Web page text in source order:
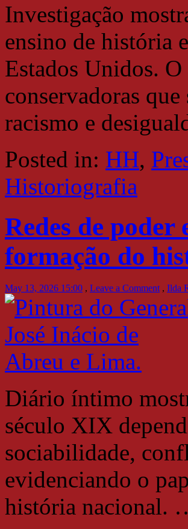
Investigação
ensino de história
Estados Unidos.
conservadoras
racismo e
Posted in: HH,
Historiografia
Redes de
formação do
May 13, 2026 15:00 , Leave a Comment , Ilda
Diário íntimo
século XIX
sociabilidade,
evidenciando o
história nacional.